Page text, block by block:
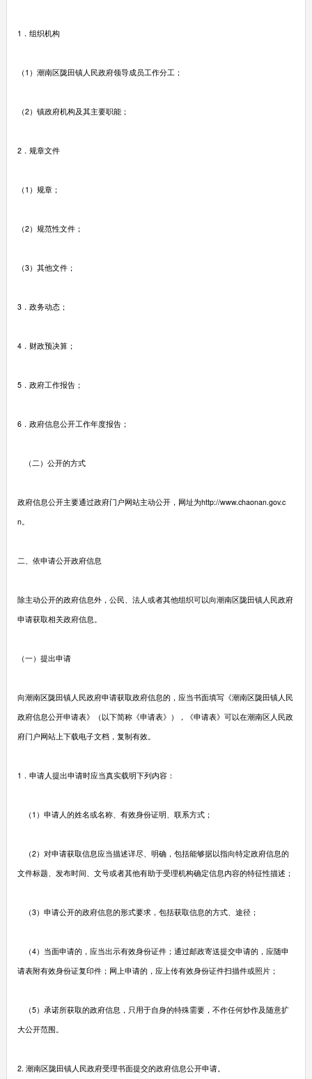
1．组织机构
（1）潮南区陇田镇人民政府领导成员工作分工；
（2）镇政府机构及其主要职能；
2．规章文件
（1）规章；
（2）规范性文件；
（3）其他文件；
3．政务动态；
4．财政预决算；
5．政府工作报告；
6．政府信息公开工作年度报告；
（二）公开的方式
政府信息公开主要通过政府门户网站主动公开，网址为http://www.chaonan.gov.c
n。
二、依申请公开政府信息
除主动公开的政府信息外，公民、法人或者其他组织可以向潮南区陇田镇人民政府
申请获取相关政府信息。
（一）提出申请
向潮南区陇田镇人民政府申请获取政府信息的，应当书面填写《潮南区陇田镇人民
政府信息公开申请表》（以下简称《申请表》），《申请表》可以在潮南区人民政
府门户网站上下载电子文档，复制有效。
1．申请人提出申请时应当真实载明下列内容：
（1）申请人的姓名或名称、有效身份证明、联系方式；
（2）对申请获取信息应当描述详尽、明确，包括能够据以指向特定政府信息的
文件标题、发布时间、文号或者其他有助于受理机构确定信息内容的特征性描述；
（3）申请公开的政府信息的形式要求，包括获取信息的方式、途径；
（4）当面申请的，应当出示有效身份证件；通过邮政寄送提交申请的，应随申
请表附有效身份证复印件；网上申请的，应上传有效身份证件扫描件或照片；
（5）承诺所获取的政府信息，只用于自身的特殊需要，不作任何炒作及随意扩
大公开范围。
2. 潮南区陇田镇人民政府受理书面提交的政府信息公开申请。